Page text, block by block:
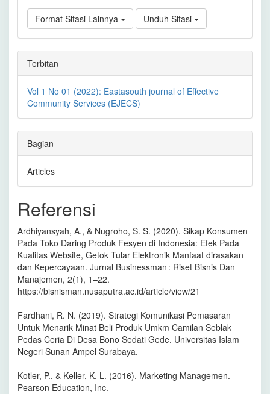
Format Sitasi Lainnya Unduh Sitasi
Terbitan
Vol 1 No 01 (2022): Eastasouth journal of Effective
Community Services (EJECS)
Bagian
Articles
Referensi
Ardhiyansyah, A., & Nugroho, S. S. (2020). Sikap Konsumen
Pada Toko Daring Produk Fesyen di Indonesia: Efek Pada
Kualitas Website, Getok Tular Elektronik Manfaat dirasakan
dan Kepercayaan. Jurnal Businessman : Riset Bisnis Dan
Manajemen, 2(1), 1–22.
https://bisnisman.nusaputra.ac.id/article/view/21
Fardhani, R. N. (2019). Strategi Komunikasi Pemasaran
Untuk Menarik Minat Beli Produk Umkm Camilan Seblak
Pedas Ceria Di Desa Bono Sedati Gede. Universitas Islam
Negeri Sunan Ampel Surabaya.
Kotler, P., & Keller, K. L. (2016). Marketing Managemen.
Pearson Education, Inc.